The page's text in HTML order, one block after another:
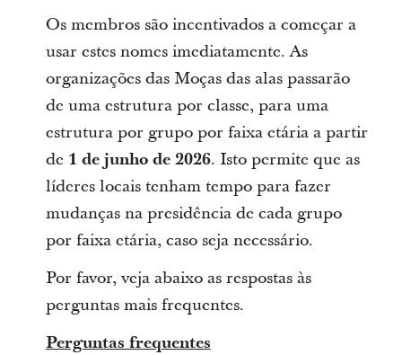
Os membros são incentivados a começar a
usar estes nomes imediatamente. As
organizações das Moças das alas passarão
de uma estrutura por classe, para uma
estrutura por grupo por faixa etária a partir
de 1 de junho de 2026. Isto permite que as
líderes locais tenham tempo para fazer
mudanças na presidência de cada grupo
por faixa etária, caso seja necessário.
Por favor, veja abaixo as respostas às
perguntas mais frequentes.
Perguntas frequentes